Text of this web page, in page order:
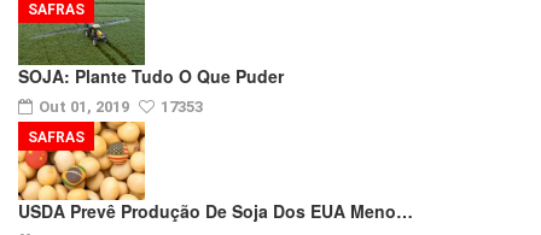
SOJA: Plante Tudo O Que Puder
Out 01, 2019 17353
SAFRAS
USDA Prevê Produção De Soja Dos EUA Meno…
SAFRAS